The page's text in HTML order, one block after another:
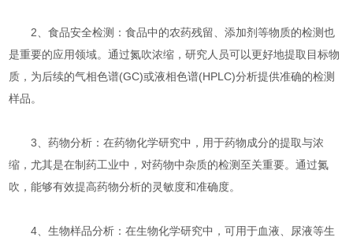
2、食品安全检测：食品中的农药残留、添加剂等物质的检测也
是重要的应用领域。通过氮吹浓缩，研究人员可以更好地提取目标物
质，为后续的气相色谱(GC)或液相色谱(HPLC)分析提供准确的检测
样品。
3、药物分析：在药物化学研究中，用于药物成分的提取与浓
缩，尤其是在制药工业中，对药物中杂质的检测至关重要。通过氮
吹，能够有效提高药物分析的灵敏度和准确度。
4、生物样品分析：在生物化学研究中，可用于血液、尿液等生